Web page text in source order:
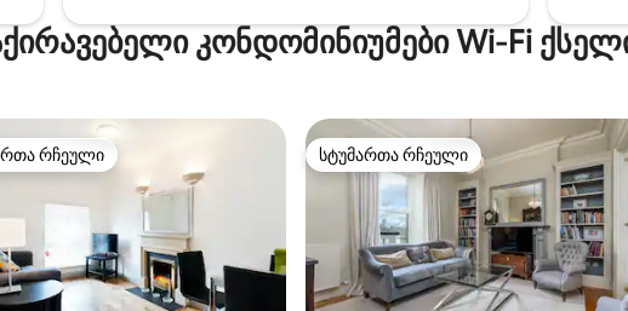
კონდომინიუმები Wi‑Fi
რჩეული
რჩეული სტუმართა რჩეული
სტუმართა რჩეული